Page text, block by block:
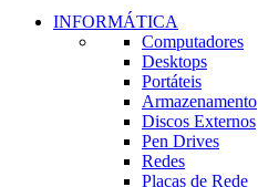
INFORMÁTICA
Computadores
Desktops
Portáteis
Armazenamento
Discos Externos
Pen Drives
Redes
Placas de Rede